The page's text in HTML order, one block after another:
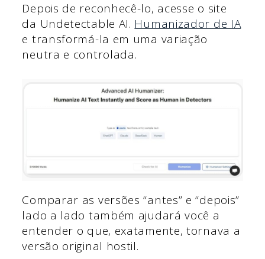
Depois de reconhecê-lo, acesse o site
da Undetectable AI. Humanizador de IA
e transformá-la em uma variação
neutra e controlada.
Comparar as versões “antes” e “depois”
lado a lado também ajudará você a
entender o que, exatamente, tornava a
versão original hostil.